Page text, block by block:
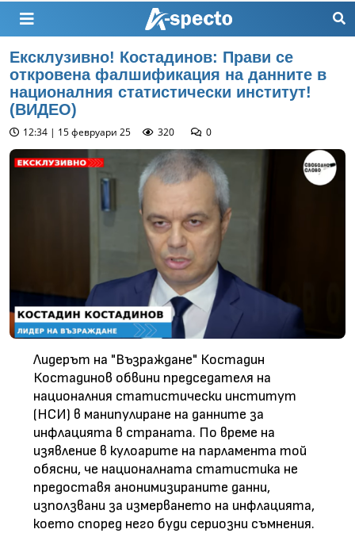
Ексклузивно! Костадинов: Прави се
откровена фалшификация на данните в
националния статистически институт!
(ВИДЕО)
12:34 | 15 февруари 25 320 0
Лидерът на "Възраждане" Костадин
Костадинов обвини председателя на
националния статистически институт
(НСИ) в манипулиране на данните за
инфлацията в страната. По време на
изявление в кулоарите на парламента той
обясни, че националната статистика не
предоставя анонимизираните данни,
използвани за измерването на инфлацията,
което според него буди сериозни съмнения.